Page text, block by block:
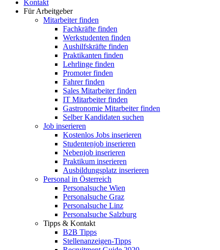
Kontakt
Für Arbeitgeber
Mitarbeiter finden
Fachkräfte finden
Werkstudenten finden
Aushilfskräfte finden
Praktikanten finden
Lehrlinge finden
Promoter finden
Fahrer finden
Sales Mitarbeiter finden
IT Mitarbeiter finden
Gastronomie Mitarbeiter finden
Selber Kandidaten suchen
Job inserieren
Kostenlos Jobs inserieren
Studentenjob inserieren
Nebenjob inserieren
Praktikum inserieren
Ausbildungsplatz inserieren
Personal in Österreich
Personalsuche Wien
Personalsuche Graz
Personalsuche Linz
Personalsuche Salzburg
Tipps & Kontakt
B2B Tipps
Stellenanzeigen-Tipps